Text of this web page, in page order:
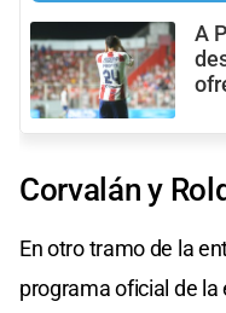
A
Corvalán y
En otro tramo de la
programa oficial de la